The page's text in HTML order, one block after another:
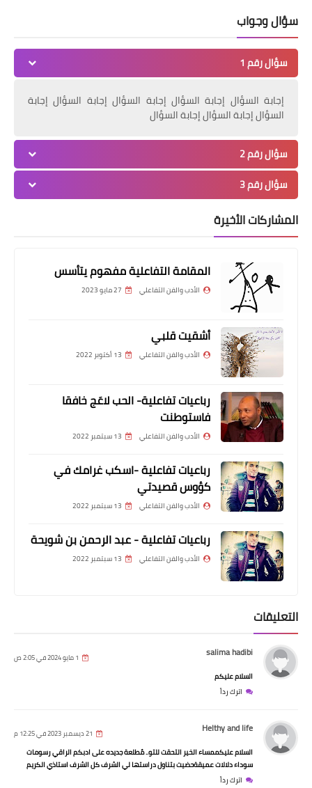
سؤال وجواب
سؤال رقم 1
إجابة السؤال إجابة السؤال إجابة السؤال إجابة السؤال إجابة
السؤال إجابة السؤال إجابة السؤال
سؤال رقم 2
سؤال رقم 3
المشاركات الأخيرة
المقامة التفاعلية مفهوم يتأسس
الأدب والفن التفاعلي 27 مايو 2023
أشقيت قلبي
الأدب والفن التفاعلي 13 أكتوبر 2022
رباعيات تفاعلية- الحب لاعَج خافقا
فاستوطنت
الأدب والفن التفاعلي 13 سبتمبر 2022
رباعيات تفاعلية -اسكب غرامك في
كؤوس قصيدتي
الأدب والفن التفاعلي 13 سبتمبر 2022
رباعيات تفاعلية - عبد الرحمن بن شويحة
الأدب والفن التفاعلي 13 سبتمبر 2022
التعليقات
salima hadibi 1 مايو 2024 في 2:05 ص
السلام عليكم
اترك رداً
Helthy and life 21 ديسمبر 2023 في 12:25 م
السلام عليكممساء الخير التحقت للتو.. مٌطلعة جديده على ادبكم الراقي رسومات
سوداء دلالات عميقةحضيت بتناول دراستها لي الشرف كل الشرف استاذي الكريم
اترك رداً